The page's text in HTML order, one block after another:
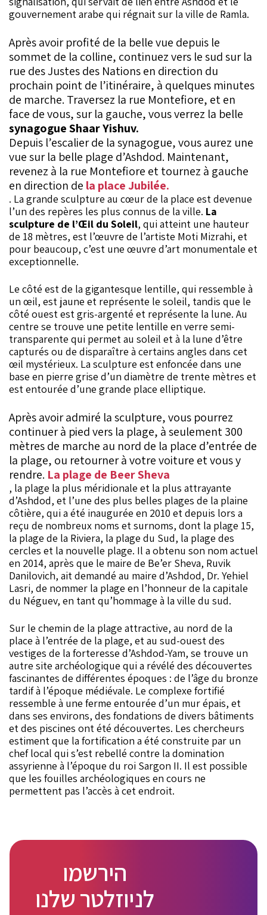
gouvernement arabe qui régnait sur la ville de Ramla.
Après avoir profité de la belle vue depuis le
sommet de la colline, continuez vers le sud sur la
rue des Justes des Nations en direction du
prochain point de l’itinéraire, à quelques minutes
de marche. Traversez la rue Montefiore, et en
face de vous, sur la gauche, vous verrez la belle
synagogue Shaar Yishuv.
Depuis l’escalier de la synagogue, vous aurez une
vue sur la belle plage d’Ashdod. Maintenant,
revenez à la rue Montefiore et tournez à gauche
en direction de la place Jubilée.
. La grande sculpture au cœur de la place est devenue
l’un des repères les plus connus de la ville. La
sculpture de l’Œil du Soleil, qui atteint une hauteur
de 18 mètres, est l’œuvre de l’artiste Moti Mizrahi, et
pour beaucoup, c’est une œuvre d’art monumentale et
exceptionnelle.
Le côté est de la gigantesque lentille, qui ressemble à
un œil, est jaune et représente le soleil, tandis que le
côté ouest est gris-argenté et représente la lune. Au
centre se trouve une petite lentille en verre semi-
transparente qui permet au soleil et à la lune d’être
capturés ou de disparaître à certains angles dans cet
œil mystérieux. La sculpture est enfoncée dans une
base en pierre grise d’un diamètre de trente mètres et
est entourée d’une grande place elliptique.
Après avoir admiré la sculpture, vous pourrez
continuer à pied vers la plage, à seulement 300
mètres de marche au nord de la place d’entrée de
la plage, ou retourner à votre voiture et vous y
rendre. La plage de Beer Sheva
, la plage la plus méridionale et la plus attrayante
d’Ashdod, et l’une des plus belles plages de la plaine
côtière, qui a été inaugurée en 2010 et depuis lors a
reçu de nombreux noms et surnoms, dont la plage 15,
la plage de la Riviera, la plage du Sud, la plage des
cercles et la nouvelle plage. Il a obtenu son nom actuel
en 2014, après que le maire de Be’er Sheva, Ruvik
Danilovich, ait demandé au maire d’Ashdod, Dr. Yehiel
Lasri, de nommer la plage en l’honneur de la capitale
du Néguev, en tant qu’hommage à la ville du sud.
Sur le chemin de la plage attractive, au nord de la
place à l’entrée de la plage, et au sud-ouest des
vestiges de la forteresse d’Ashdod-Yam, se trouve un
autre site archéologique qui a révélé des découvertes
fascinantes de différentes époques : de l’âge du bronze
tardif à l’époque médiévale. Le complexe fortifié
ressemble à une ferme entourée d’un mur épais, et
dans ses environs, des fondations de divers bâtiments
et des piscines ont été découvertes. Les chercheurs
estiment que la fortification a été construite par un
chef local qui s’est rebellé contre la domination
assyrienne à l’époque du roi Sargon II. Il est possible
que les fouilles archéologiques en cours ne
permettent pas l’accès à cet endroit.
הירשמו
לניוזלטר שלנו